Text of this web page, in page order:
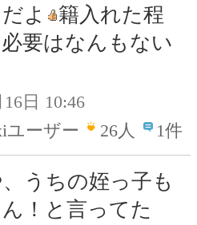
よ
籍入れた程
要はなんもない
日 10:46
ユーザー
26人 1件
うちの姪っ子も
！と言ってた